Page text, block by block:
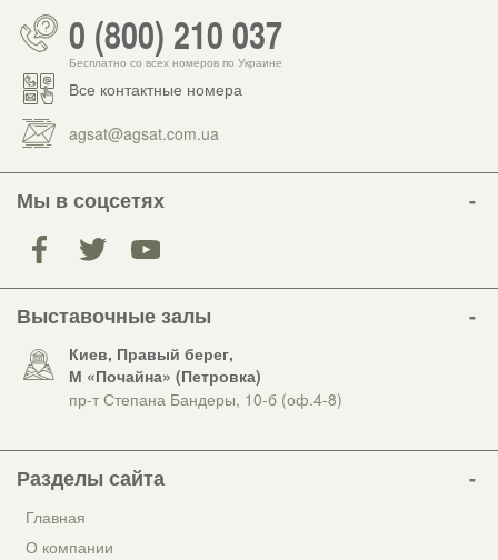
0 (800) 210 037
Бесплатно со всех номеров по Украине
Все контактные номера
agsat@agsat.com.ua
Мы в соцсетях
Выставочные залы
Киев, Правый берег,
М «Почайна» (Петровка)
пр-т Степана Бандеры, 10-б (оф.4-8)
Разделы сайта
Главная
О компании